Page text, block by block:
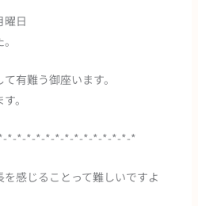
曜日
有難う御座います。
。
*-*-*-*-*-*-*-*-*-*-*-*-*-*
感じることって難しいですよ